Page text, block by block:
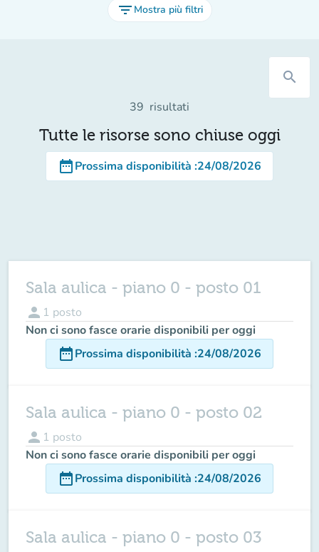
filter_list Mostra più filtri
search
39 risultati
Tutte le risorse sono chiuse oggi
date_rangeProssima disponibilità :24/08/2026
Sala aulica - piano 0 - posto 01
person 1 posto
Non ci sono fasce orarie disponibili per oggi
date_rangeProssima disponibilità :24/08/2026
Sala aulica - piano 0 - posto 02
person 1 posto
Non ci sono fasce orarie disponibili per oggi
date_rangeProssima disponibilità :24/08/2026
Sala aulica - piano 0 - posto 03